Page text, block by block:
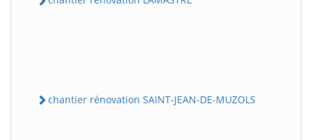
chantier rénovation SAINT-JEAN-DE-MUZOLS